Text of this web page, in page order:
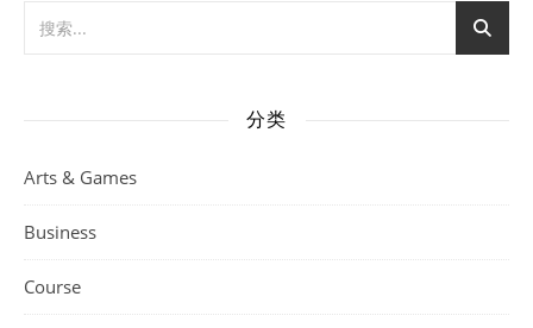
分类
Arts & Games
Business
Course